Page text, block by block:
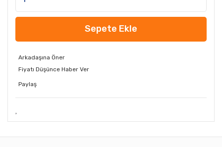
Sepete Ekle
Arkadaşına Öner
Fiyatı Düşünce Haber Ver
Paylaş